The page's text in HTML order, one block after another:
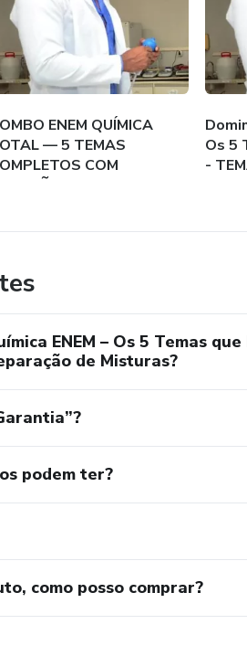
passo a passo, explicando a
atualizado e alinhado às
em PDF de alta qualidade, ideal
a Química à preservação
ENEM QUÍMICA
— 5 TEMAS
COM
IN...
Os 5
-
ENEM – Os 5 Temas
de Misturas?
podem ter?
como posso comprar?